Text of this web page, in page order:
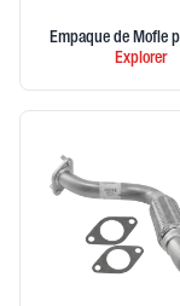
Empaque de Mofle
Explorer